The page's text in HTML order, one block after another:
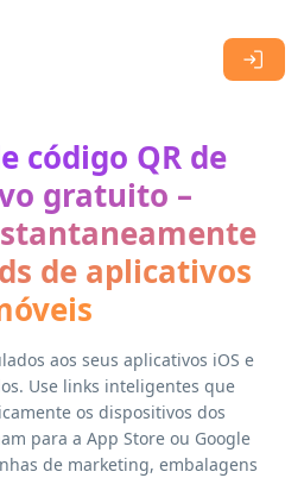
código QR de
gratuito –
de aplicativos
aos seus aplicativos iOS e
Use links inteligentes que
os dispositivos dos
para a App Store ou Google
de marketing, embalagens